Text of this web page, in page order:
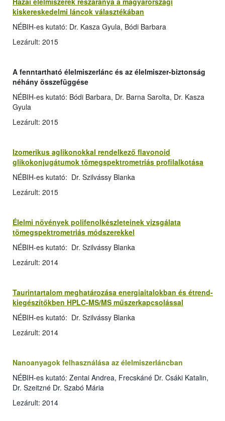
kiskereskedelmi láncok választékában
NÉBIH-es kutató: Dr. Kasza Gyula, Bódi Barbara
Lezárult: 2015
A fenntartható élelmiszerlánc és az élelmiszer-biztonság
néhány összefüggése
NÉBIH-es kutató: Bódi Barbara, Dr. Barna Sarolta, Dr. Kasza
Gyula
Lezárult: 2015
Izomerikus aglikonokkal rendelkező flavonoid
glikokonjugátumok tömegspektrometriás profilalkotása
NÉBIH-es kutató: Dr. Szilvássy Blanka
Lezárult: 2015
Élelmi növények polifenolkészleteinek vizsgálata
tömegspektrometriás módszerekkel
NÉBIH-es kutató: Dr. Szilvássy Blanka
Lezárult: 2014
Taurintartalom meghatározása energiaitalokban és étrend-
kiegészítőkben HPLC-MS/MS műszerkapcsolással
NÉBIH-es kutató: Dr. Szilvássy Blanka
Lezárult: 2014
Nanoanyagok felhasználása az élelmiszerláncban
NÉBIH-es kutató: Zentai Andrea, Frecskáné Dr. Csáki Katalin,
Dr. Szeitzné Dr. Szabó Mária
Lezárult: 2014